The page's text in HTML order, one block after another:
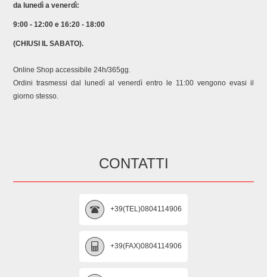
da lunedì a venerdì:
9:00 - 12:00 e 16:20 - 18:00
(CHIUSI IL SABATO).
Online Shop accessibile 24h/365gg.
Ordini trasmessi dal lunedì al venerdì entro le 11:00 vengono evasi il
giorno stesso.
CONTATTI
+39(TEL)0804114906
+39(FAX)0804114906